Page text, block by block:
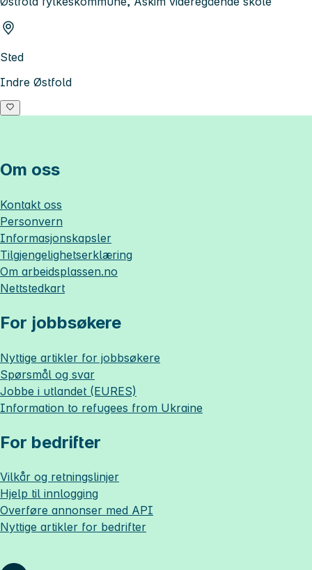
Sted
Indre Østfold
Om oss
Kontakt oss
Personvern
Informasjonskapsler
Tilgjengelighetserklæring
Om arbeidsplassen.no
Nettstedkart
For jobbsøkere
Nyttige artikler for jobbsøkere
Spørsmål og svar
Jobbe i utlandet (EURES)
Information to refugees from Ukraine
For bedrifter
Vilkår og retningslinjer
Hjelp til innlogging
Overføre annonser med API
Nyttige artikler for bedrifter